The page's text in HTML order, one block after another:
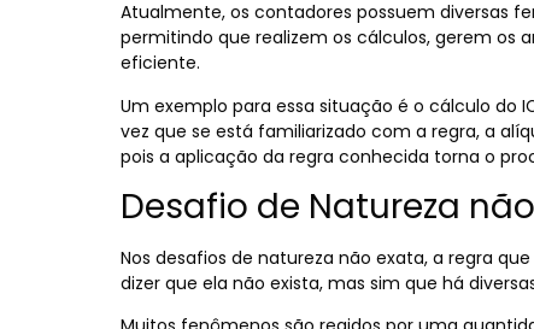
Atualmente, os contadores possuem diversas
permitindo que realizem os cálculos, gerem os
eficiente.
Um exemplo para essa situação é o cálculo do
vez que se está familiarizado com a regra, a
pois a aplicação da regra conhecida torna o
Desafio de Natureza
Nos desafios de natureza não exata, a regra
dizer que ela não exista, mas sim que há